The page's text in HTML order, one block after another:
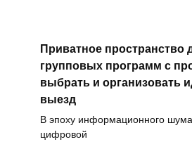
Приватное пространство
групповых программ с
выбрать и организовать
выезд
В эпоху информационного
цифровой